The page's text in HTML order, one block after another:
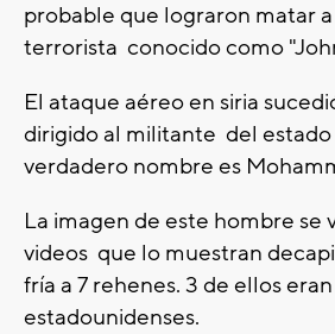
probable que lograron matar a
terrorista conocido como
El ataque aéreo en siria
dirigido al militante del estado
verdadero nombre es
La imagen de este hombre se
videos que lo muestran
fría a 7 rehenes. 3 de ellos eran
estadounidenses.